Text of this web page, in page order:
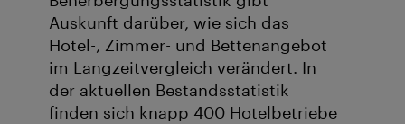
Auskunft darüber, wie sich das
Hotel-, Zimmer- und Bettenangebot
im Langzeitvergleich verändert. In
der aktuellen Bestandsstatistik
finden sich knapp 400 Hotelbetriebe